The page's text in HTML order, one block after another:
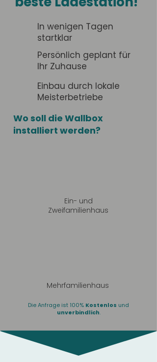
In wenigen Tagen
startklar
Persönlich geplant für
Ihr Zuhause
Einbau durch lokale
Meisterbetriebe
Wo soll die Wallbox
installiert werden?
Ein- und
Zweifamilienhaus
Mehrfamilienhaus
Die Anfrage ist 100% Kostenlos und
unverbindlich.